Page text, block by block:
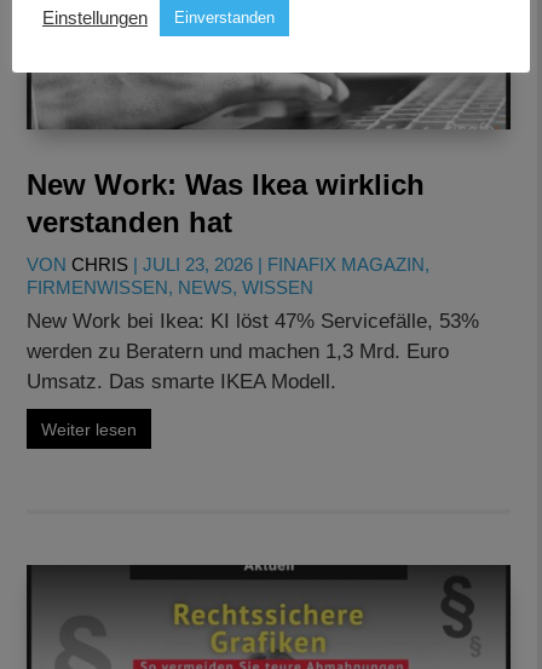
New Work: Was Ikea wirklich
verstanden hat
VONCHRIS |JULI 23, 2026 | FINAFIX MAGAZIN,
FIRMENWISSEN, NEWS,WISSEN
New Work bei Ikea: KI löst 47% Servicefälle, 53%
werden zu Beratern und machen 1,3 Mrd. Euro
Umsatz. Das smarte IKEA Modell.
Weiter lesen
Einstellungen Einverstanden